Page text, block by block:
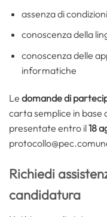
assenza di
conoscenza della
conoscenza delle
informatiche
Le domande di
carta semplice in base
presentate entro il18
Richiedi
candidatura